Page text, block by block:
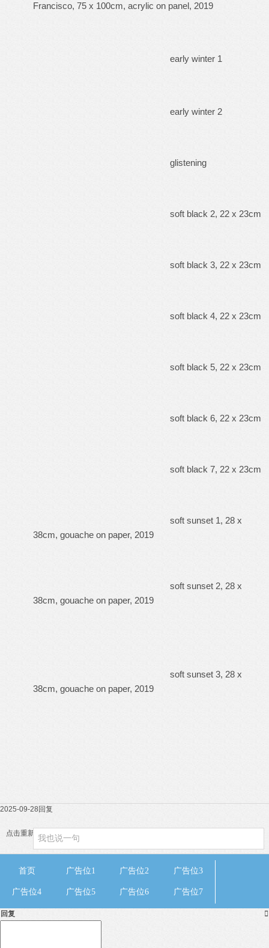
Francisco, 75 x 100cm, acrylic on panel, 2019
early winter 1
early winter 2
glistening
soft black 2, 22 x 23cm
soft black 3, 22 x 23cm
soft black 4, 22 x 23cm
soft black 5, 22 x 23cm
soft black 6, 22 x 23cm
soft black 7, 22 x 23cm
soft sunset 1, 28 x
38cm, gouache on paper, 2019
soft sunset 2, 28 x
38cm, gouache on paper, 2019
soft sunset 3, 28 x
38cm, gouache on paper, 2019
2025-09-28 回复
点击重新加载
首页 广告位1 广告位2 广告位3
广告位4 广告位5 广告位6 广告位7

回复